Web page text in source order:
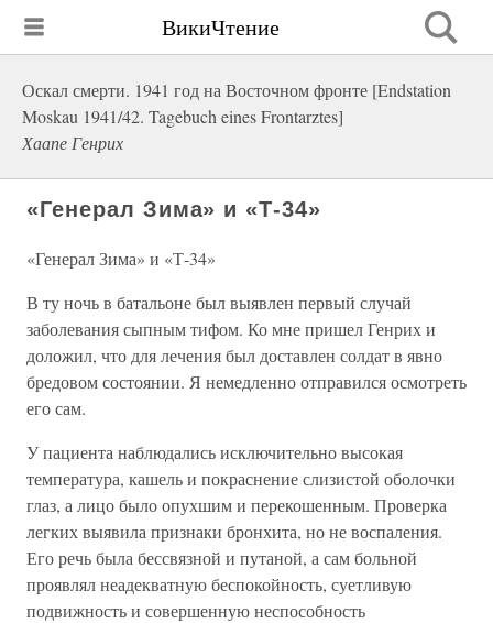
ВикиЧтение
Оскал смерти. 1941 год на Восточном фронте [Endstation
Moskau 1941/42. Tagebuch eines Frontarztes]
Хаапе Генрих
«Генерал Зима» и «Т-34»
«Генерал Зима» и «Т-34»
В ту ночь в батальоне был выявлен первый случай
заболевания сыпным тифом. Ко мне пришел Генрих и
доложил, что для лечения был доставлен солдат в явно
бредовом состоянии. Я немедленно отправился осмотреть
его сам.
У пациента наблюдались исключительно высокая
температура, кашель и покраснение слизистой оболочки
глаз, а лицо было опухшим и перекошенным. Проверка
легких выявила признаки бронхита, но не воспаления.
Его речь была бессвязной и путаной, а сам больной
проявлял неадекватную беспокойность, суетливую
подвижность и совершенную неспособность